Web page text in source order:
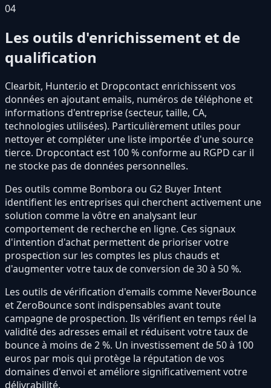
04
Les outils d'enrichissement et de
qualification
Clearbit, Hunter.io et Dropcontact enrichissent vos
données en ajoutant emails, numéros de téléphone et
informations d'entreprise (secteur, taille, CA,
technologies utilisées). Particulièrement utiles pour
nettoyer et compléter une liste importée d'une source
tierce. Dropcontact est 100 % conforme au RGPD car il
ne stocke pas de données personnelles.
Des outils comme Bombora ou G2 Buyer Intent
identifient les entreprises qui cherchent activement une
solution comme la vôtre en analysant leur
comportement de recherche en ligne. Ces signaux
d'intention d'achat permettent de prioriser votre
prospection sur les comptes les plus chauds et
d'augmenter votre taux de conversion de 30 à 50 %.
Les outils de vérification d'emails comme NeverBounce
et ZeroBounce sont indispensables avant toute
campagne de prospection. Ils vérifient en temps réel la
validité des adresses email et réduisent votre taux de
bounce à moins de 2 %. Un investissement de 50 à 100
euros par mois qui protège la réputation de vos
domaines d'envoi et améliore significativement votre
délivrabilité.